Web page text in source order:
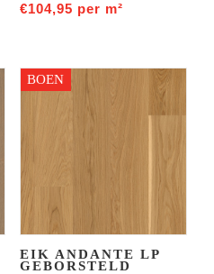
€104,95 per m²
BOEN
EIK ANDANTE LP
GEBORSTELD